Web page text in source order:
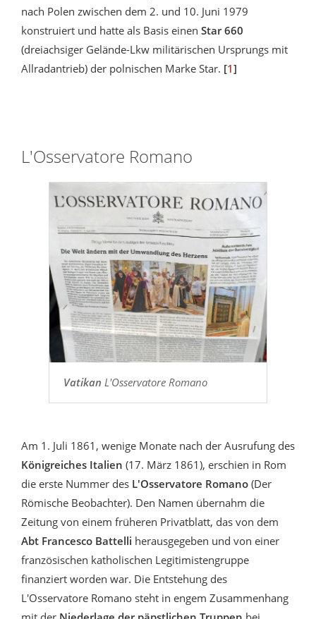
nach Polen zwischen dem 2. und 10. Juni 1979
konstruiert und hatte als Basis einen Star 660
(dreiachsiger Gelände-Lkw militärischen Ursprungs mit
Allradantrieb) der polnischen Marke Star. [1]
L'Osservatore Romano
Vatikan L'Osservatore Romano
Am 1. Juli 1861, wenige Monate nach der Ausrufung des
Königreiches Italien (17. März 1861), erschien in Rom
die erste Nummer des L'Osservatore Romano (Der
Römische Beobachter). Den Namen übernahm die
Zeitung von einem früheren Privatblatt, das von dem
Abt Francesco Battelli herausgegeben und von einer
französischen katholischen Legitimistengruppe
finanziert worden war. Die Entstehung des
L'Osservatore Romano steht in engem Zusammenhang